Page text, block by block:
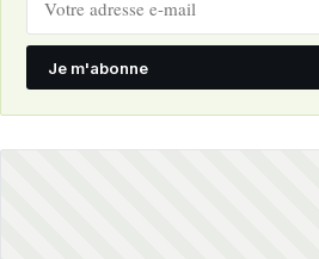
Je m'abonne